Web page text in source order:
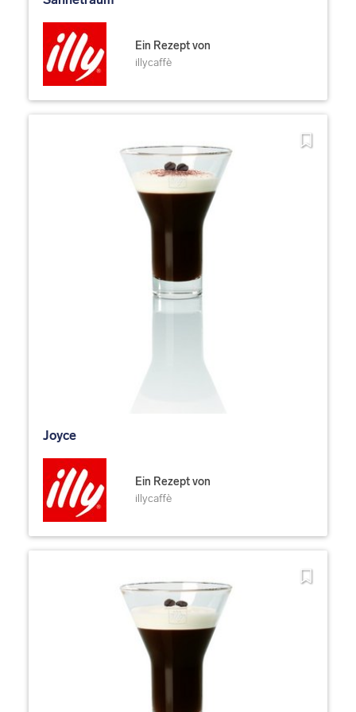
Ein Rezept von
illycaffè
Joyce
Ein Rezept von
illycaffè